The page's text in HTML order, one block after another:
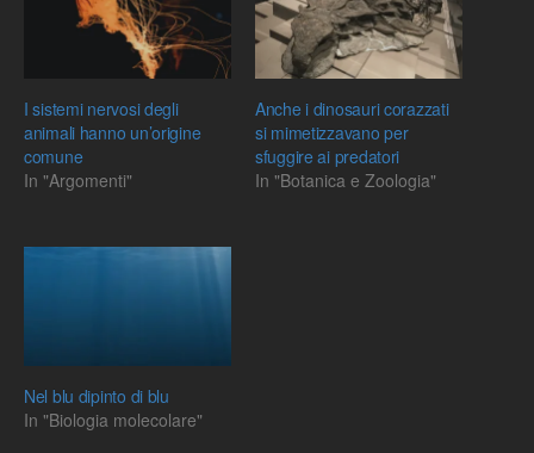
I sistemi nervosi degli
animali hanno un’origine
comune
In "Argomenti"
Anche i dinosauri corazzati
si mimetizzavano per
sfuggire ai predatori
In "Botanica e Zoologia"
Nel blu dipinto di blu
In "Biologia molecolare"